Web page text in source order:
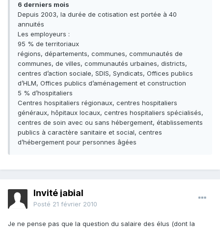
6 derniers mois
Depuis 2003, la durée de cotisation est portée à 40
annuités
Les employeurs :
95 % de territoriaux
régions, départements, communes, communautés de
communes, de villes, communautés urbaines, districts,
centres d’action sociale, SDIS, Syndicats, Offices publics
d’HLM, Offices publics d’aménagement et construction
5 % d’hospitaliers
Centres hospitaliers régionaux, centres hospitaliers
généraux, hôpitaux locaux, centres hospitaliers spécialisés,
centres de soin avec ou sans hébergement, établissements
publics à caractère sanitaire et social, centres
d’hébergement pour personnes âgées
Invité jabial
Posté 21 février 2010
Je ne pense pas que la question du salaire des élus (dont la